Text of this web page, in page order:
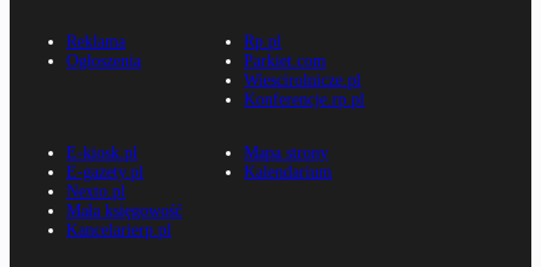
Reklama
Ogłoszenia
Rp.pl
Parkiet.com
Wiescirolnicze.pl
Konferencje.rp.pl
E-kiosk.pl
E-gazety.pl
Nexto.pl
Mała księgowość
Kancelarierp.pl
Mapa strony
Kalendarium